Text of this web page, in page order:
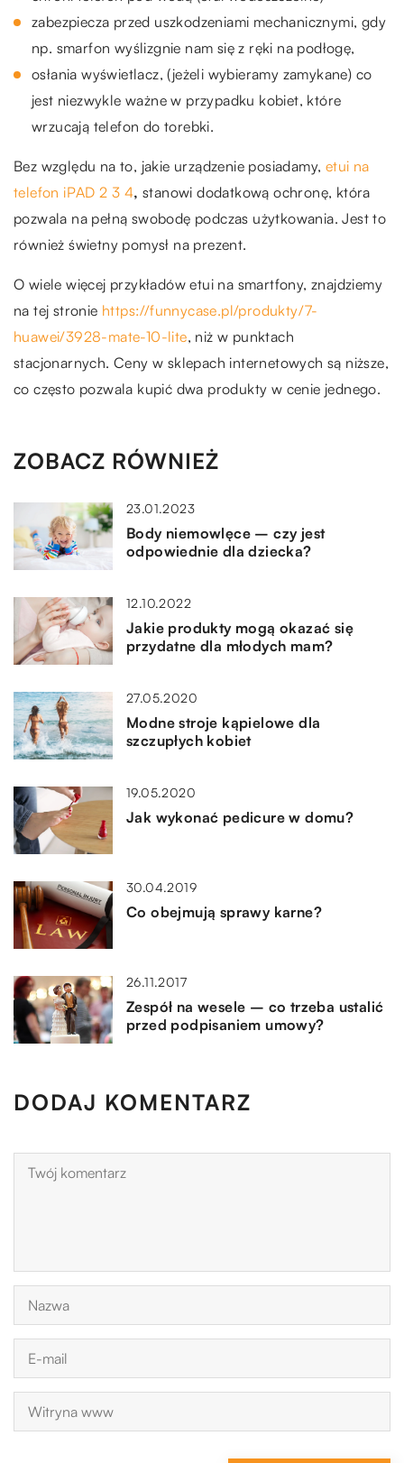
zabezpiecza przed uszkodzeniami mechanicznymi, gdy
np. smarfon wyślizgnie nam się z ręki na podłogę,
osłania wyświetlacz, (jeżeli wybieramy zamykane) co
jest niezwykle ważne w przypadku kobiet, które
wrzucają telefon do torebki.
Bez względu na to, jakie urządzenie posiadamy, etui na
telefon iPAD 2 3 4, stanowi dodatkową ochronę, która
pozwala na pełną swobodę podczas użytkowania. Jest to
również świetny pomysł na prezent.
O wiele więcej przykładów etui na smartfony, znajdziemy
na tej stronie https://funnycase.pl/produkty/7-
huawei/3928-mate-10-lite, niż w punktach
stacjonarnych. Ceny w sklepach internetowych są niższe,
co często pozwala kupić dwa produkty w cenie jednego.
ZOBACZ RÓWNIEŻ
23.01.2023
Body niemowlęce – czy jest
odpowiednie dla dziecka?
12.10.2022
Jakie produkty mogą okazać się
przydatne dla młodych mam?
27.05.2020
Modne stroje kąpielowe dla
szczupłych kobiet
19.05.2020
Jak wykonać pedicure w domu?
30.04.2019
Co obejmują sprawy karne?
26.11.2017
Zespół na wesele – co trzeba ustalić
przed podpisaniem umowy?
DODAJ KOMENTARZ